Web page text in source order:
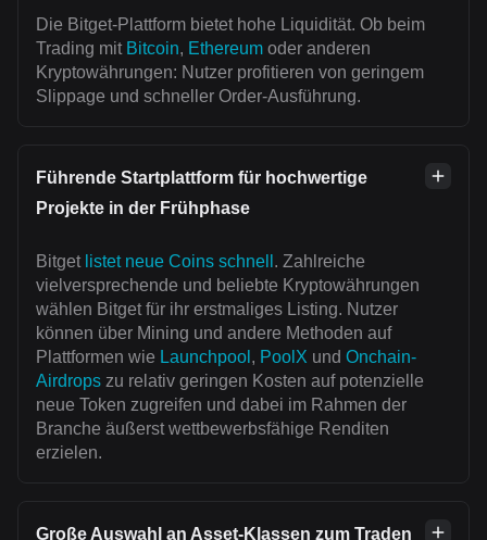
Die Bitget-Plattform bietet hohe Liquidität. Ob beim
Trading mit Bitcoin, Ethereum oder anderen
Kryptowährungen: Nutzer profitieren von geringem
Slippage und schneller Order-Ausführung.
Führende Startplattform für hochwertige
Projekte in der Frühphase
Bitget listet neue Coins schnell . Zahlreiche
vielversprechende und beliebte Kryptowährungen
wählen Bitget für ihr erstmaliges Listing. Nutzer
können über Mining und andere Methoden auf
Plattformen wie Launchpool , PoolX und Onchain-
Airdrops zu relativ geringen Kosten auf potenzielle
neue Token zugreifen und dabei im Rahmen der
Branche äußerst wettbewerbsfähige Renditen
erzielen.
Große Auswahl an Asset-Klassen zum Traden